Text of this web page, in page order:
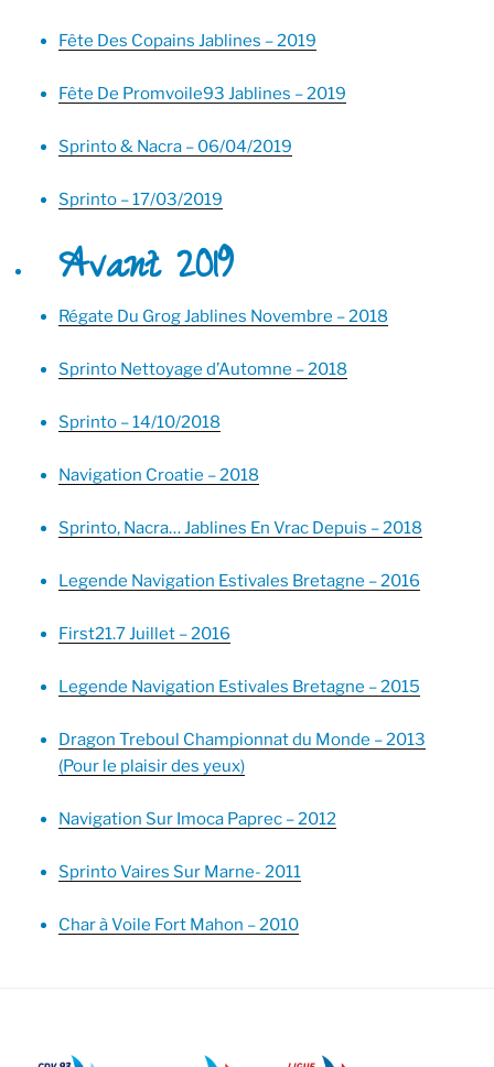
Fête Des Copains Jablines – 2019
Fête De Promvoile93 Jablines – 2019
Sprinto & Nacra – 06/04/2019
Sprinto – 17/03/2019
Avant 2019
Régate Du Grog Jablines Novembre – 2018
Sprinto Nettoyage d’Automne – 2018
Sprinto – 14/10/2018
Navigation Croatie – 2018
Sprinto, Nacra… Jablines En Vrac Depuis – 2018
Legende Navigation Estivales Bretagne – 2016
First21.7 Juillet – 2016
Legende Navigation Estivales Bretagne – 2015
Dragon Treboul Championnat du Monde – 2013
(Pour le plaisir des yeux)
Navigation Sur Imoca Paprec – 2012
Sprinto Vaires Sur Marne- 2011
Char à Voile Fort Mahon – 2010